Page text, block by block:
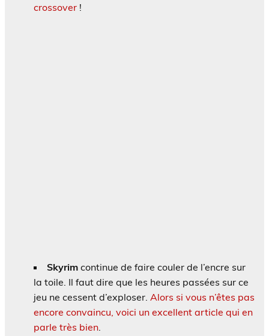
crossover !
Skyrim continue de faire couler de l’encre sur
la toile. Il faut dire que les heures passées sur ce
jeu ne cessent d’exploser. Alors si vous n’êtes pas
encore convaincu, voici un excellent article qui en
parle très bien